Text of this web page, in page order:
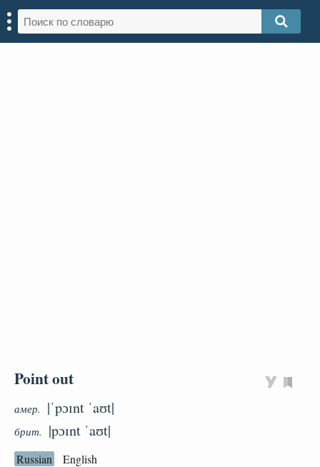
Point out
амер. |ˈpɔɪnt ˈaʊt|
брит. |pɔɪnt ˈaʊt|
Russian English